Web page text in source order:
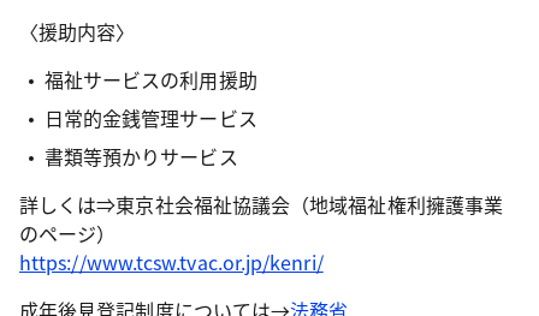
〈援助内容〉
福祉サービスの利用援助
日常的金銭管理サービス
書類等預かりサービス
詳しくは⇒東京社会福祉協議会（地域福祉権利擁護事業
のページ）
https://www.tcsw.tvac.or.jp/kenri/